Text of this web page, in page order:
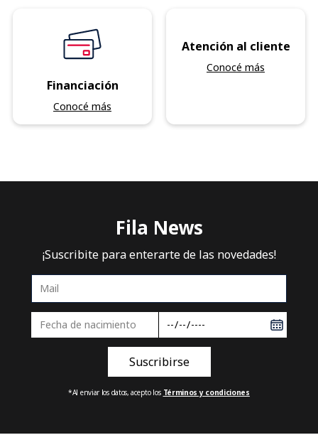
Financiación
Conocé más
Atención al cliente
Conocé más
Fila News
¡Suscribite para enterarte de las novedades!
*Al enviar los datos, acepto los Términos y condiciones